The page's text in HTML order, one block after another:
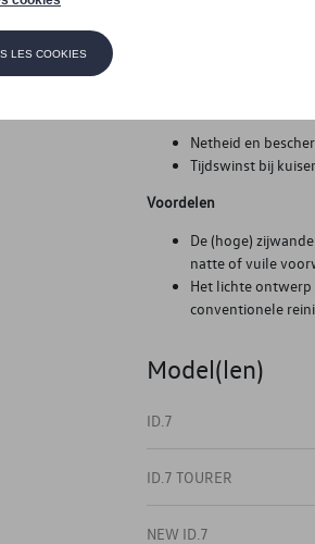
Voor variabele
gemaakt - Wasbaar en
Netheid en
Tijdswinst bij
Voordelen
De (hoge)
natte of vuile
Het lichte
conventionele
Model(len)
ID.7
ID.7 TOURER
NEW ID.7